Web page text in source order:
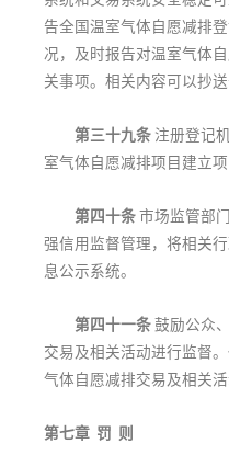
告全国温室气体自愿减排
况，及时报告对温室气体
关事项。相关内容可以抄
第三十九条 注册登记
室气体自愿减排项目建立
第四十条市场监管部
强信用监督管理，将相关
息公示系统。
第四十一条鼓励公众
交易及相关活动进行监督
气体自愿减排交易及相关
第七章 罚 则